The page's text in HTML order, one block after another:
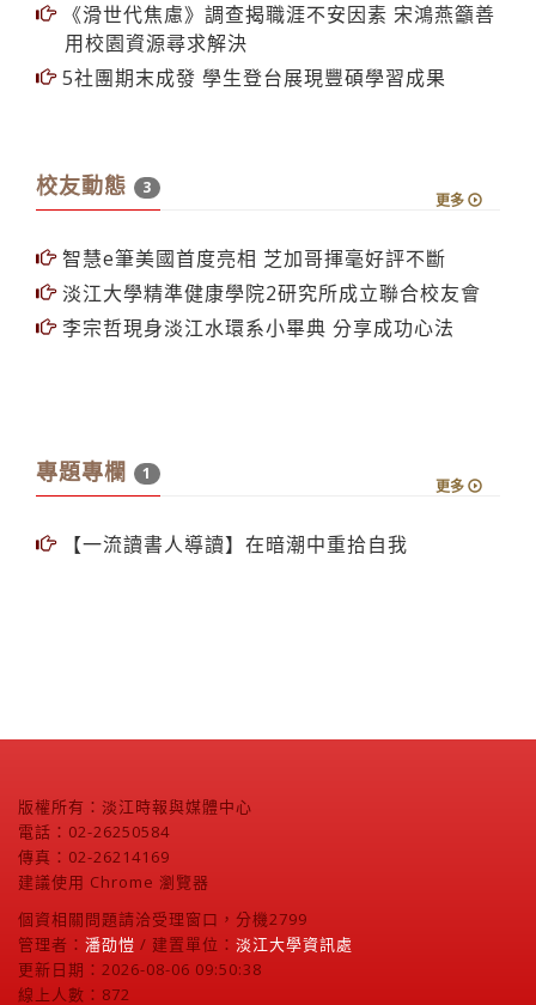
《滑世代焦慮》調查揭職涯不安因素 宋鴻燕籲善
用校園資源尋求解決
5社團期末成發 學生登台展現豐碩學習成果
校友動態 3
更多
智慧e筆美國首度亮相 芝加哥揮毫好評不斷
淡江大學精準健康學院2研究所成立聯合校友會
李宗哲現身淡江水環系小畢典 分享成功心法
專題專欄 1
更多
【一流讀書人導讀】在暗潮中重拾自我
版權所有：淡江時報與媒體中心
電話：02-26250584
傳真：02-26214169
建議使用 Chrome 瀏覽器
個資相關問題請洽受理窗口，分機2799
管理者： 潘劭愷 / 建置單位： 淡江大學資訊處
更新日期：2026-08-06 09:50:38
線上人數：872